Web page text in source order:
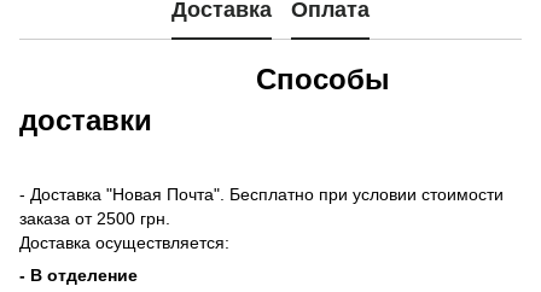
Доставка Оплата
Способы
доставки
- Доставка "Новая Почта". Бесплатно при условии стоимости
заказа от 2500 грн.
Доставка осуществляется:
- В отделение